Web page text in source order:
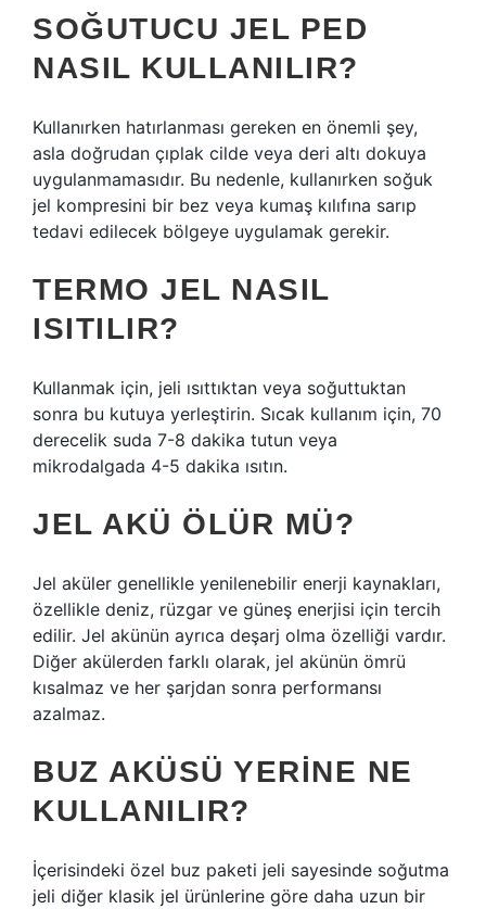
SOĞUTUCU JEL PED
NASIL KULLANILIR?
Kullanırken hatırlanması gereken en önemli şey,
asla doğrudan çıplak cilde veya deri altı dokuya
uygulanmamasıdır. Bu nedenle, kullanırken soğuk
jel kompresini bir bez veya kumaş kılıfına sarıp
tedavi edilecek bölgeye uygulamak gerekir.
TERMO JEL NASIL
ISITILIR?
Kullanmak için, jeli ısıttıktan veya soğuttuktan
sonra bu kutuya yerleştirin. Sıcak kullanım için, 70
derecelik suda 7-8 dakika tutun veya
mikrodalgada 4-5 dakika ısıtın.
JEL AKÜ ÖLÜR MÜ?
Jel aküler genellikle yenilenebilir enerji kaynakları,
özellikle deniz, rüzgar ve güneş enerjisi için tercih
edilir. Jel akünün ayrıca deşarj olma özelliği vardır.
Diğer akülerden farklı olarak, jel akünün ömrü
kısalmaz ve her şarjdan sonra performansı
azalmaz.
BUZ AKÜSÜ YERINE NE
KULLANILIR?
İçerisindeki özel buz paketi jeli sayesinde soğutma
jeli diğer klasik jel ürünlerine göre daha uzun bir